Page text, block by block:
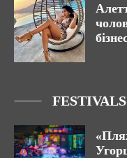
FESTIVALS